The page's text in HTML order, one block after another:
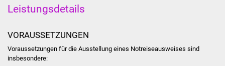
Leistungsdetails
VORAUSSETZUNGEN
Voraussetzungen für die Ausstellung eines Notreiseausweises sind
insbesondere: